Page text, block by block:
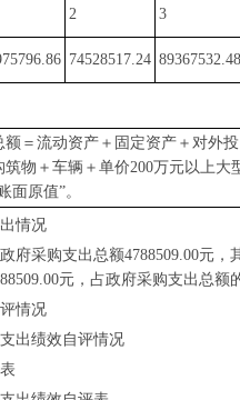
2 3
74528517.24 89367532.48
额＝流动资产＋固定资产＋对外
物＋车辆＋单价200万元以上大
面原值”。
情况
府采购支出总额4788509.00元
元，占政府采购支出总额
情况
出绩效自评情况